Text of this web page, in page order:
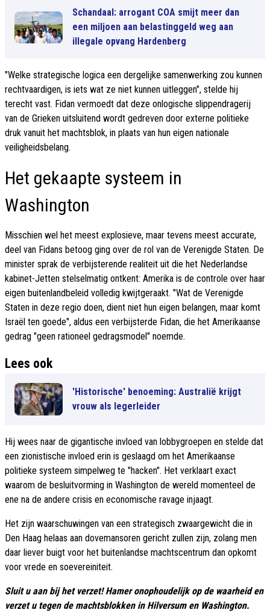
Schandaal: arrogant COA smijt meer dan
een miljoen aan belastinggeld weg aan
illegale opvang Hardenberg
"Welke strategische logica een dergelijke samenwerking zou kunnen
rechtvaardigen, is iets wat ze niet kunnen uitleggen", stelde hij
terecht vast. Fidan vermoedt dat deze onlogische slippendragerij
van de Grieken uitsluitend wordt gedreven door externe politieke
druk vanuit het machtsblok, in plaats van hun eigen nationale
veiligheidsbelang.
Het gekaapte systeem in
Washington
Misschien wel het meest explosieve, maar tevens meest accurate,
deel van Fidans betoog ging over de rol van de Verenigde Staten. De
minister sprak de verbijsterende realiteit uit die het Nederlandse
kabinet-Jetten stelselmatig ontkent: Amerika is de controle over haar
eigen buitenlandbeleid volledig kwijtgeraakt. "Wat de Verenigde
Staten in deze regio doen, dient niet hun eigen belangen, maar komt
Israël ten goede", aldus een verbijsterde Fidan, die het Amerikaanse
gedrag "geen rationeel gedragsmodel" noemde.
Lees ook
'Historische' benoeming: Australië krijgt
vrouw als legerleider
Hij wees naar de gigantische invloed van lobbygroepen en stelde dat
een zionistische invloed erin is geslaagd om het Amerikaanse
politieke systeem simpelweg te "hacken". Het verklaart exact
waarom de besluitvorming in Washington de wereld momenteel de
ene na de andere crisis en economische ravage injaagt.
Het zijn waarschuwingen van een strategisch zwaargewicht die in
Den Haag helaas aan dovemansoren gericht zullen zijn, zolang men
daar liever buigt voor het buitenlandse machtscentrum dan opkomt
voor vrede en soevereiniteit.
Sluit u aan bij het verzet! Hamer onophoudelijk op de waarheid en
verzet u tegen de machtsblokken in Hilversum en Washington.